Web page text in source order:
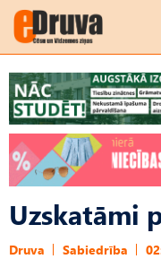
Uzskatāmi
Druva Sabiedrība